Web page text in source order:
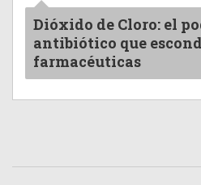
Dióxido de Cloro: el
antibiótico que
farmacéuticas